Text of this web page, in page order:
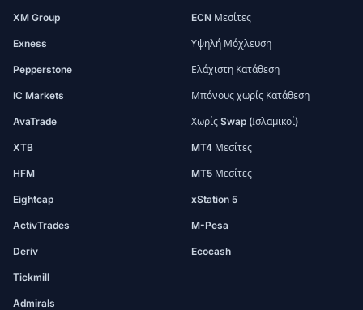
XM Group
Exness
Pepperstone
IC Markets
AvaTrade
XTB
HFM
Eightcap
ActivTrades
Deriv
Tickmill
Admirals
ECN Μεσίτες
Υψηλή Μόχλευση
Ελάχιστη Κατάθεση
Μπόνους χωρίς Κατάθεση
Χωρίς Swap (Ισλαμικοί)
MT4 Μεσίτες
MT5 Μεσίτες
xStation 5
M-Pesa
Ecocash